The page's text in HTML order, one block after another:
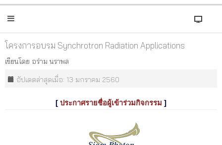
โครงการอบรม Synchrotron Radiation Applications
เขียนโดย อร่าม นราพล
อัปเดตล่าสุดเมื่อ: 13 มกราคม 2560
[ ประกาศรายชื่อผู้เข้าร่วมกิจกรรม ]